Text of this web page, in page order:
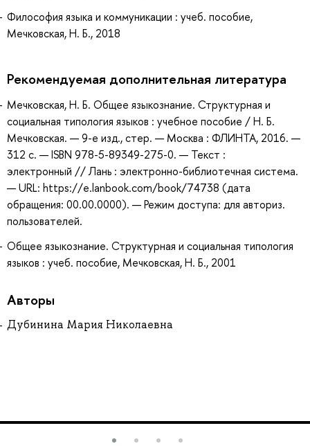
Философия языка и коммуникации : учеб. пособие,
Мечковская, Н. Б., 2018
Рекомендуемая дополнительная литература
Мечковская, Н. Б. Общее языкознание. Структурная и
социальная типология языков : учебное пособие / Н. Б.
Мечковская. — 9-е изд., стер. — Москва : ФЛИНТА, 2016. —
312 с. — ISBN 978-5-89349-275-0. — Текст :
электронный // Лань : электронно-библиотечная система.
— URL: https://e.lanbook.com/book/74738 (дата
обращения: 00.00.0000). — Режим доступа: для авториз.
пользователей.
Общее языкознание. Структурная и социальная типология
языков : учеб. пособие, Мечковская, Н. Б., 2001
Авторы
Дубинина Мария Николаевна